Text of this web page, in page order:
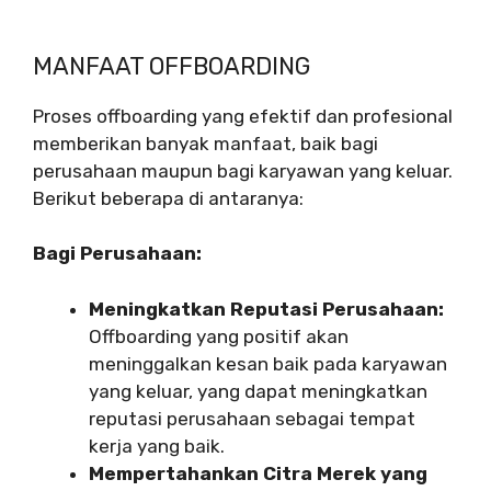
MANFAAT OFFBOARDING
Proses offboarding yang efektif dan profesional
memberikan banyak manfaat, baik bagi
perusahaan maupun bagi karyawan yang keluar.
Berikut beberapa di antaranya:
Bagi Perusahaan:
Meningkatkan Reputasi Perusahaan:
Offboarding yang positif akan
meninggalkan kesan baik pada karyawan
yang keluar, yang dapat meningkatkan
reputasi perusahaan sebagai tempat
kerja yang baik.
Mempertahankan Citra Merek yang